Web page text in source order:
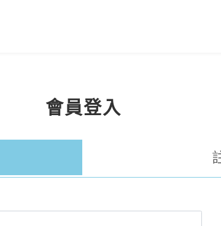
會員登入